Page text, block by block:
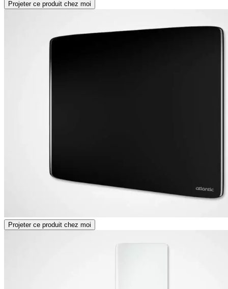
Projeter ce produit chez moi
Projeter ce produit chez moi